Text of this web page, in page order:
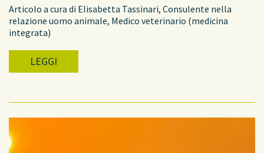
Articolo a cura di Elisabetta Tassinari, Consulente nella
relazione uomo animale, Medico veterinario (medicina
integrata)
LEGGI